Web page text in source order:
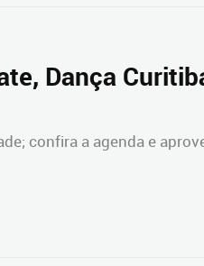
Dança
confira a agenda e